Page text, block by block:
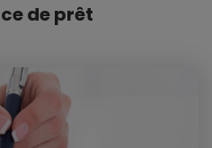
de prêt